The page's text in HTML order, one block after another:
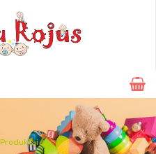
Produktai